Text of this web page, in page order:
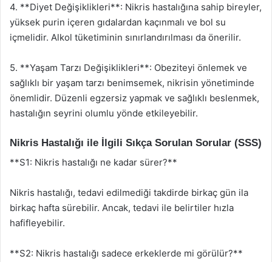
4. **Diyet Değişiklikleri**: Nikris hastalığına sahip bireyler,
yüksek purin içeren gıdalardan kaçınmalı ve bol su
içmelidir. Alkol tüketiminin sınırlandırılması da önerilir.
5. **Yaşam Tarzı Değişiklikleri**: Obeziteyi önlemek ve
sağlıklı bir yaşam tarzı benimsemek, nikrisin yönetiminde
önemlidir. Düzenli egzersiz yapmak ve sağlıklı beslenmek,
hastalığın seyrini olumlu yönde etkileyebilir.
Nikris Hastalığı ile İlgili Sıkça Sorulan Sorular (SSS)
**S1: Nikris hastalığı ne kadar sürer?**
Nikris hastalığı, tedavi edilmediği takdirde birkaç gün ila
birkaç hafta sürebilir. Ancak, tedavi ile belirtiler hızla
hafifleyebilir.
**S2: Nikris hastalığı sadece erkeklerde mi görülür?**